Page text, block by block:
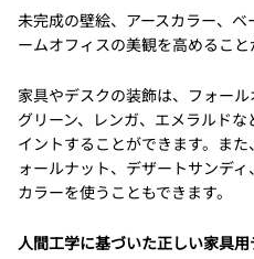
未完成の壁絵、アースカラー、
ームオフィスの美観を高めること
家具やデスクの装飾は、フォー
グリーン、レンガ、エメラルド
イントすることができます。ま
ォールナット、デザートサンデ
カラーを使うこともできます。
人間工学に基づいた正しい家具